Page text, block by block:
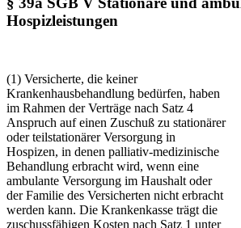
Hospizleistungen
(1) Versicherte, die keiner
Krankenhausbehandlung bedürfen, haben
im Rahmen der Verträge nach Satz 4
Anspruch auf einen Zuschuß zu stationärer
oder teilstationärer Versorgung in
Hospizen, in denen palliativ-medizinische
Behandlung erbracht wird, wenn eine
ambulante Versorgung im Haushalt oder
der Familie des Versicherten nicht erbracht
werden kann. Die Krankenkasse trägt die
zuschussfähigen Kosten nach Satz 1 unter